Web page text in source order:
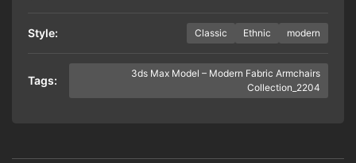
Style: Classic Ethnic modern
Tags:
3ds Max Model – Modern Fabric Armchairs
Collection_2204